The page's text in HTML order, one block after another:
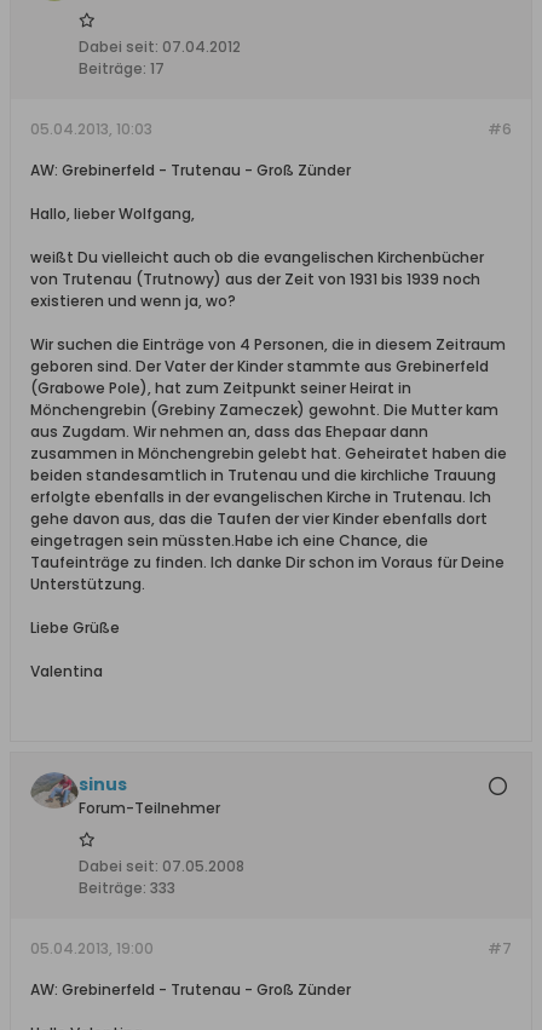
Dabei seit: 07.04.2012
Beiträge: 17
#6
05.04.2013, 10:03
AW: Grebinerfeld - Trutenau - Groß Zünder
Hallo, lieber Wolfgang,
weißt Du vielleicht auch ob die evangelischen Kirchenbücher
von Trutenau (Trutnowy) aus der Zeit von 1931 bis 1939 noch
existieren und wenn ja, wo?
Wir suchen die Einträge von 4 Personen, die in diesem Zeitraum
geboren sind. Der Vater der Kinder stammte aus Grebinerfeld
(Grabowe Pole), hat zum Zeitpunkt seiner Heirat in
Mönchengrebin (Grebiny Zameczek) gewohnt. Die Mutter kam
aus Zugdam. Wir nehmen an, dass das Ehepaar dann
zusammen in Mönchengrebin gelebt hat. Geheiratet haben die
beiden standesamtlich in Trutenau und die kirchliche Trauung
erfolgte ebenfalls in der evangelischen Kirche in Trutenau. Ich
gehe davon aus, das die Taufen der vier Kinder ebenfalls dort
eingetragen sein müssten.Habe ich eine Chance, die
Taufeinträge zu finden. Ich danke Dir schon im Voraus für Deine
Unterstützung.
Liebe Grüße
Valentina
sinus
Forum-Teilnehmer
Dabei seit: 07.05.2008
Beiträge: 333
#7
05.04.2013, 19:00
AW: Grebinerfeld - Trutenau - Groß Zünder